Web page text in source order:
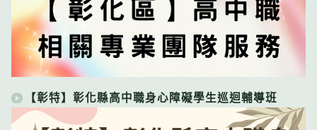
【彰特】彰化縣高中職身心障礙學生巡迴輔導班